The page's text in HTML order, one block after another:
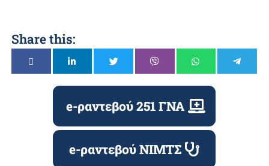
Share this:
e-ραντεβού 251 ΓΝΑ
e-ραντεβού ΝΙΜΤΣ